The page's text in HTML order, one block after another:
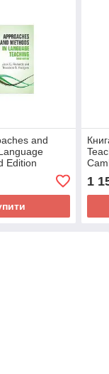
and
Edition
Press
1